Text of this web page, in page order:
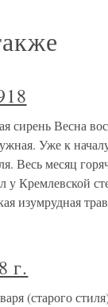
Весна
Уже к
Весь месяц
у Кремлевской
изумрудная
г.
(старого